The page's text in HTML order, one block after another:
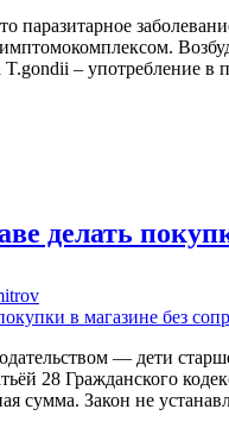
паразитарное
T.gondii –
делать
— дети
28 Гражданского
сумма. Закон не